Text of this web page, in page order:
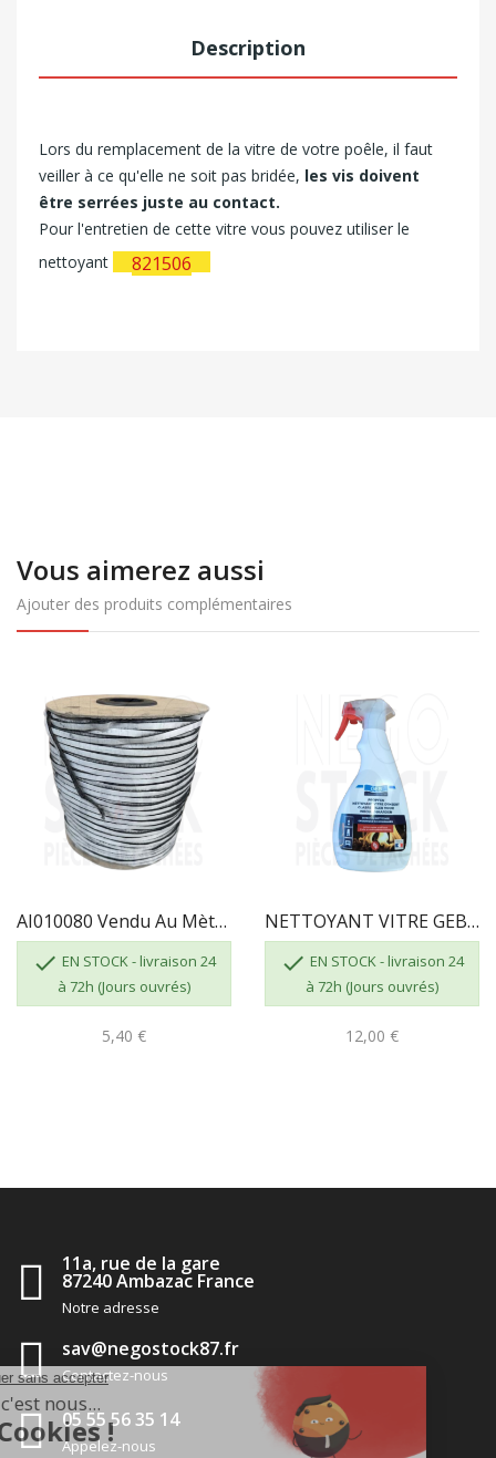
Description
Lors du remplacement de la vitre de votre poêle, il faut
veiller à ce qu'elle ne soit pas bridée, les vis doivent
être serrées juste au contact.
Pour l'entretien de cette vitre vous pouvez utiliser le
nettoyant
821506
Vous aimerez aussi
Ajouter des produits complémentaires
AI010080 Vendu Au Mètre - JOINT VITRE 7 X 3...
 EN STOCK - livraison 24
à 72h (Jours ouvrés)
5,40 €
NETTOYANT VITRE GEB 821506 3283988215063
 EN STOCK - livraison 24
à 72h (Jours ouvrés)
12,00 €
11a, rue de la gare
87240 Ambazac France
Notre adresse
sav@negostock87.fr
Contactez-nous
05 55 56 35 14
Appelez-nous